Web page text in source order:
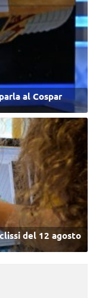
al Cospar
del 12 agosto